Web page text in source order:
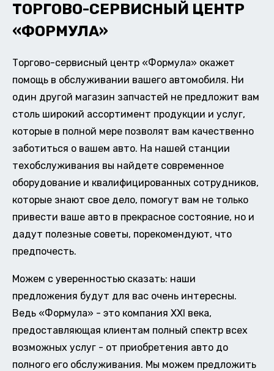
ТОРГОВО-СЕРВИСНЫЙ ЦЕНТР
«ФОРМУЛА»
Торгово-сервисный центр «Формула» окажет
помощь в обслуживании вашего автомобиля. Ни
один другой магазин запчастей не предложит вам
столь широкий ассортимент продукции и услуг,
которые в полной мере позволят вам качественно
заботиться о вашем авто. На нашей станции
техобслуживания вы найдете современное
оборудование и квалифицированных сотрудников,
которые знают свое дело, помогут вам не только
привести ваше авто в прекрасное состояние, но и
дадут полезные советы, порекомендуют, что
предпочесть.
Можем с уверенностью сказать: наши
предложения будут для вас очень интересны.
Ведь «Формула» - это компания XXI века,
предоставляющая клиентам полный спектр всех
возможных услуг - от приобретения авто до
полного его обслуживания. Мы можем предложить